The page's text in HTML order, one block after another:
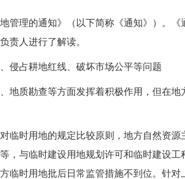
理的通知》（以下简称《通知》）。《
责人进行了解读。
占耕地红线、破坏市场公平等问题
质勘查等方面发挥着积极作用，但在地
时用地的规定比较原则，地方自然资源
，与临时建设用地规划许可和临时建设
临时用地批后日常监管措施不到位。针